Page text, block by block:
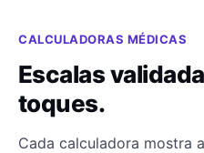
CALCULADORAS MÉDICAS
Escalas
toques.
Cada calculadora mostra a